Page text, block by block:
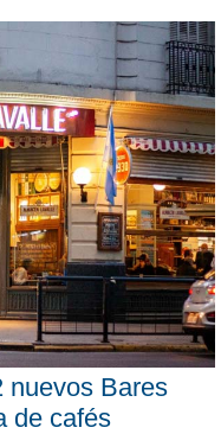
nuevos Bares
de cafés